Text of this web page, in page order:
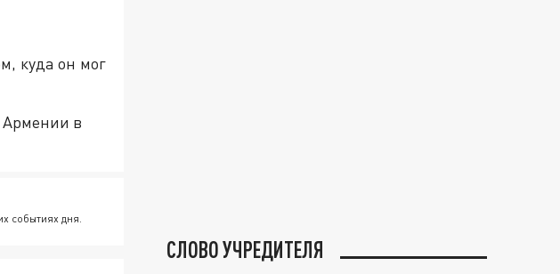
куда он мог
Армении в
событиях дня.
СЛОВО УЧРЕДИТЕЛЯ